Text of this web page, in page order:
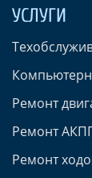
УСЛУГИ
Ремонт
Ремонт
Ремонт